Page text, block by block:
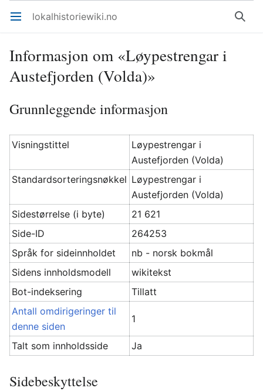
Åpne hovedmenyen lokalhistoriewiki.no Søk
Informasjon om «Løypestrengar i
Austefjorden (Volda)»
Grunnleggende informasjon
Visningstittel
Løypestrengar i
Austefjorden (Volda)
Standardsorteringsnøkkel Løypestrengar i
Austefjorden (Volda)
Sidestørrelse (i byte)
21 621
Side-ID
264253
Språk for sideinnholdet
nb - norsk bokmål
Sidens innholdsmodell
wikitekst
Bot-indeksering
Tillatt
Antall omdirigeringer til
denne siden
1
Talt som innholdsside Ja
Sidebeskyttelse